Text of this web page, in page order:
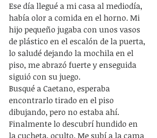
Ese día llegué a mi casa al mediodía,
había olor a comida en el horno. Mi
hijo pequeño jugaba con unos vasos
de plástico en el escalón de la puerta,
lo saludé dejando la mochila en el
piso, me abrazó fuerte y enseguida
siguió con su juego.
Busqué a Caetano, esperaba
encontrarlo tirado en el piso
dibujando, pero no estaba ahí.
Finalmente lo descubrí hundido en
la cucheta, oculto. Me subí a la cama